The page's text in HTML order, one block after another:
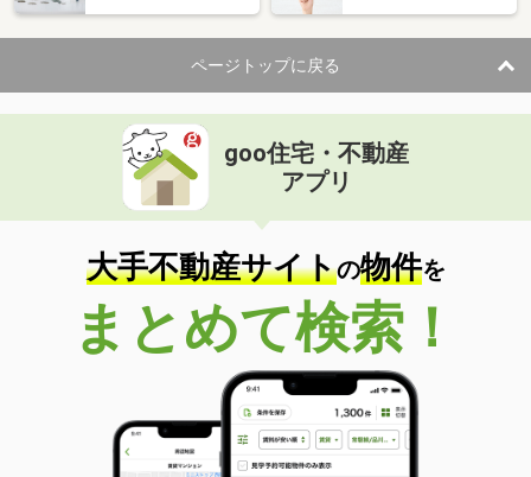
ページトップに戻る
goo住宅・不動産
アプリ
大手不動産サイトの物件を
まとめて検索！